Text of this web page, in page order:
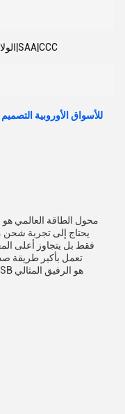
الولايات المتحدة|SAA|CCC
محول الطاقة العالمي
يحتاج إلى تجربة شحن
فقط بل يتجاوز أعلى
تعمل بأكبر طريقة